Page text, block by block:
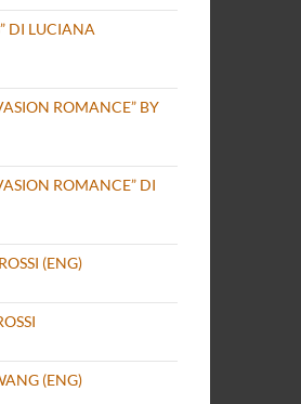
DI LUCIANA
ROMANCE” BY
ROMANCE” DI
(ENG)
(ENG)